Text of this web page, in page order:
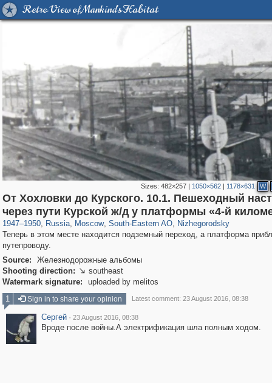
Retro View of Mankind's Habitat
Sizes:482×257 | 1050×562 | 1178×631 W
От Хохловки до Курского. 10.1. Пешеходный
через пути Курской ж/д у платформы «4-й
1947–1950, Russia
1,406,837 29,243
, Moscow
319,861 8,286
, South-Eastern AO
11,379 197
, Nizhegorodsky
834 13
Теперь в этом месте находится подземный переход, а платформа
путепроводу.
Source:
Железнодорожные альбомы
Shooting direction:  southeast
Watermark signature:
uploaded by melitos
1
Sign in to share your opinion Latest comment: 23 August 2016, 08:38
Сергей · 23 August 2016, 08:38
Вроде после войны.А электрификация шла полным ходом.